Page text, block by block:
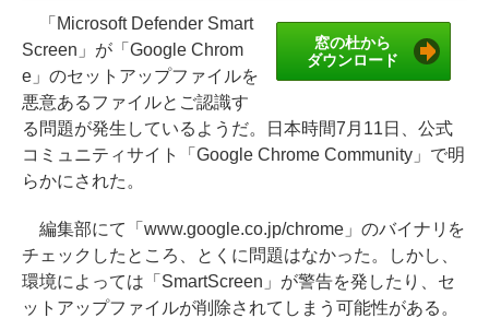
窓の杜から
ダウンロード
「Microsoft Defender Smart
Screen」が「Google Chrom
e」のセットアップファイルを
悪意あるファイルとご認識す
る問題が発生しているようだ。日本時間7月11日、公式
コミュニティサイト「Google Chrome Community」で明
らかにされた。
編集部にて「www.google.co.jp/chrome」のバイナリを
チェックしたところ、とくに問題はなかった。しかし、
環境によっては「SmartScreen」が警告を発したり、セ
ットアップファイルが削除されてしまう可能性がある。